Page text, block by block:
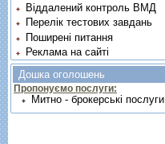
Віддалений контроль ВМД
Перелік тестових завдань
Поширені питання
Реклама на сайті
Дошка оголошень
Пропонуємо послуги:
Митно - брокерські послуги